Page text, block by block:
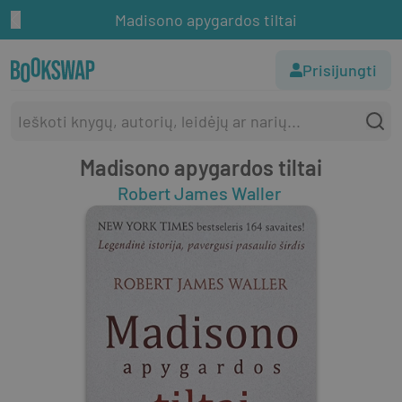
Madisono apygardos tiltai
Prisijungti
Madisono apygardos tiltai
Robert James Waller